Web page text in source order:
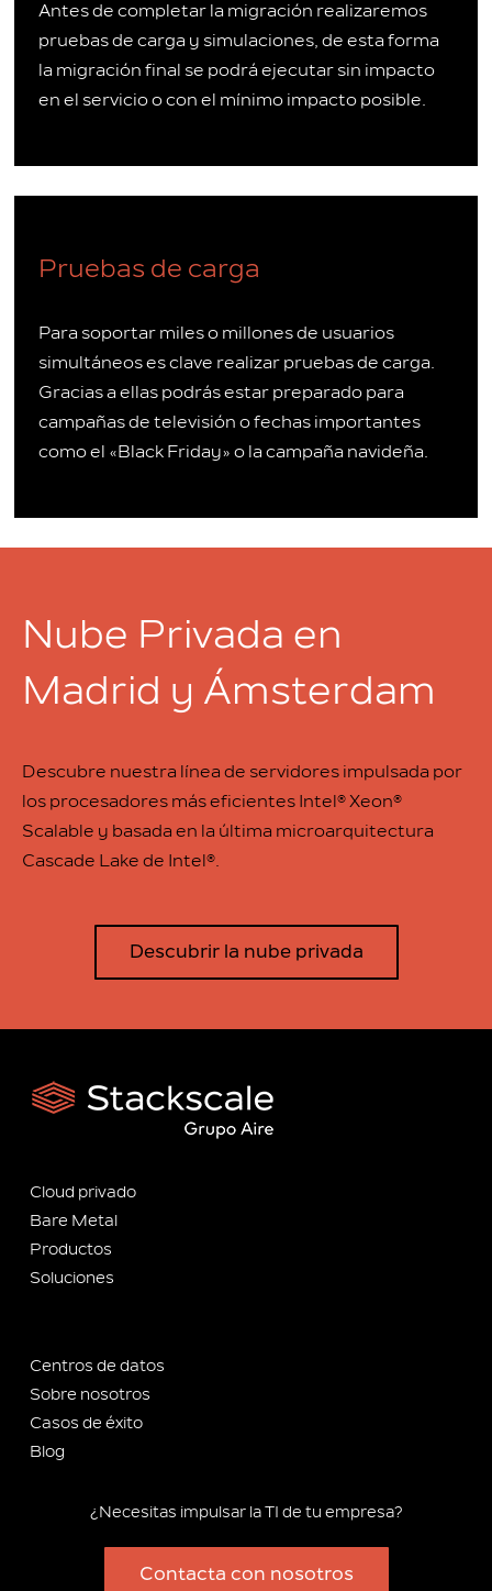
Antes de completar la migración realizaremos
pruebas de carga y simulaciones, de esta forma
la migración final se podrá ejecutar sin impacto
en el servicio o con el mínimo impacto posible.
Pruebas de carga
Para soportar miles o millones de usuarios
simultáneos es clave realizar pruebas de carga.
Gracias a ellas podrás estar preparado para
campañas de televisión o fechas importantes
como el «Black Friday» o la campaña navideña.
Nube Privada en
Madrid y Ámsterdam
Descubre nuestra línea de servidores impulsada por
los procesadores más eficientes Intel® Xeon®
Scalable y basada en la última microarquitectura
Cascade Lake de Intel®.
Descubrir la nube privada
Cloud privado
Bare Metal
Productos
Soluciones
Centros de datos
Sobre nosotros
Casos de éxito
Blog
¿Necesitas impulsar la TI de tu empresa?
Contacta con nosotros